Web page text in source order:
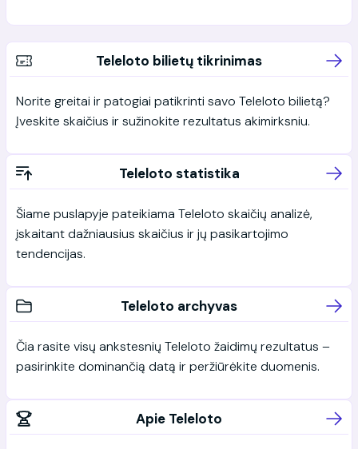
Teleloto bilietų tikrinimas
Norite greitai ir patogiai patikrinti savo Teleloto bilietą?
Įveskite skaičius ir sužinokite rezultatus akimirksniu.
Teleloto statistika
Šiame puslapyje pateikiama Teleloto skaičių analizė,
įskaitant dažniausius skaičius ir jų pasikartojimo
tendencijas.
Teleloto archyvas
Čia rasite visų ankstesnių Teleloto žaidimų rezultatus –
pasirinkite dominančią datą ir peržiūrėkite duomenis.
Apie Teleloto